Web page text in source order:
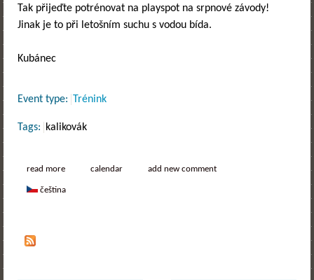
Tak přijeďte potrénovat na playspot na srpnové závody!
Jinak je to při letošním suchu s vodou bída.
Kubánec
Event type: Trénink
Tags: kalikovák
read moreabout freestyle session - plzeň 13-14.6.
calendar add new comment
čeština